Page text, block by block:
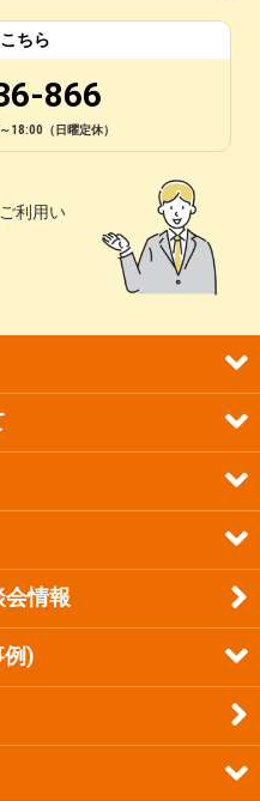
ちら
866
（日曜定休）
ご利用い
情報
例)